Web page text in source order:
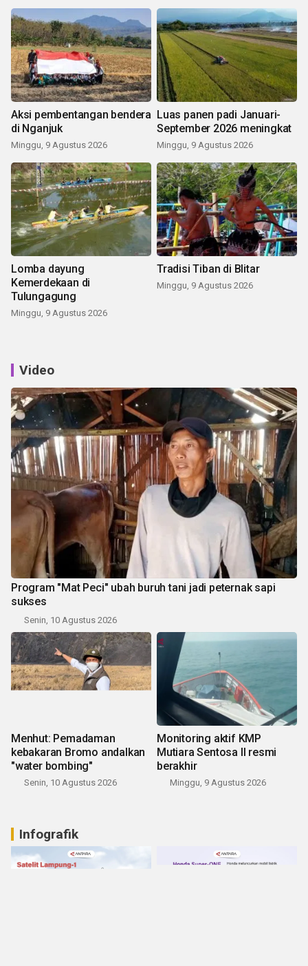
Aksi pembentangan bendera
di Nganjuk
Minggu, 9 Agustus 2026
Luas panen padi Januari-
September 2026 meningkat
Minggu, 9 Agustus 2026
Lomba dayung
Kemerdekaan di
Tulungagung
Minggu, 9 Agustus 2026
Tradisi Tiban di Blitar
Minggu, 9 Agustus 2026
Video
Program "Mat Peci" ubah buruh tani jadi peternak sapi
sukses
Senin, 10 Agustus 2026
Menhut: Pemadaman
kebakaran Bromo andalkan
"water bombing"
Senin, 10 Agustus 2026
Monitoring aktif KMP
Mutiara Sentosa II resmi
berakhir
Minggu, 9 Agustus 2026
Infografik